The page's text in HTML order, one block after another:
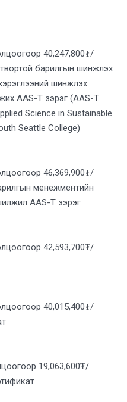
40,247,800₮/
барилгын шинжлэх
шинжлэх
AAS-T зэрэг (AAS-T
Science in Sustainable
Seattle College)
46,369,900₮/
менежментийн
AAS-T зэрэг
42,593,700₮/
40,015,400₮/
19,063,600₮/